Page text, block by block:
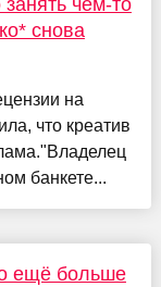
чем-то
снова
на
что креатив
банкете...
ещё больше